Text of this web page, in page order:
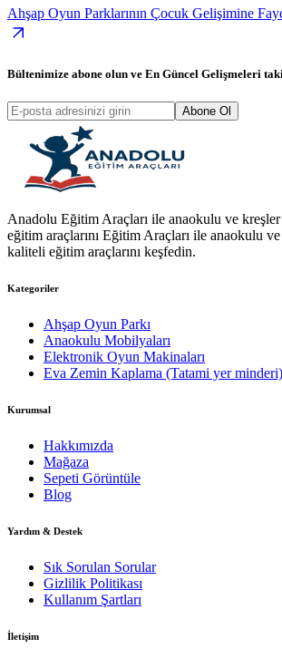
Ahşap Oyun Parklarının Çocuk Gelişimine
Bültenimize abone olun ve En Güncel Gelişmeleri
Abone Ol
Anadolu Eğitim Araçları ile anaokulu ve
eğitim araçlarını Eğitim Araçları ile anaokulu
kaliteli eğitim araçlarını keşfedin.
Kategoriler
Ahşap Oyun Parkı
Anaokulu Mobilyaları
Elektronik Oyun Makinaları
Eva Zemin Kaplama (Tatami yer minderi)
Kurumsal
Hakkımızda
Mağaza
Sepeti Görüntüle
Blog
Yardım & Destek
Sık Sorulan Sorular
Gizlilik Politikası
Kullanım Şartları
İletişim